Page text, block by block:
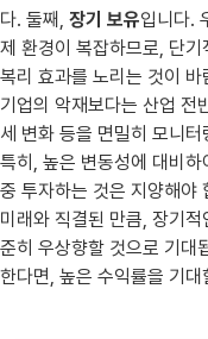
다. 둘째, 장기 보유입니다.
제 환경이 복잡하므로, 단
복리 효과를 노리는 것이 바
기업의 악재보다는 산업 전
세 변화 등을 면밀히 모니
특히, 높은 변동성에 대비
중 투자하는 것은 지양해야
미래와 직결된 만큼, 장기
준히 우상향할 것으로 기대
한다면, 높은 수익률을 기